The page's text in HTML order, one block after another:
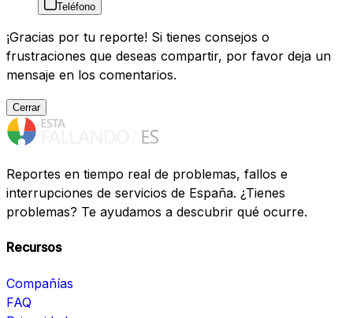
Teléfono
¡Gracias por tu reporte! Si tienes consejos o
frustraciones que deseas compartir, por favor deja un
mensaje en los comentarios.
Cerrar
Reportes en tiempo real de problemas, fallos e
interrupciones de servicios de España. ¿Tienes
problemas? Te ayudamos a descubrir qué ocurre.
Recursos
Compañías
FAQ